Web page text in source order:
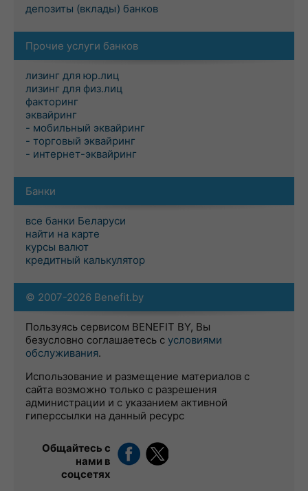
депозиты (вклады) банков
Прочие услуги банков
лизинг для юр.лиц
лизинг для физ.лиц
факторинг
эквайринг
- мобильный эквайринг
- торговый эквайринг
- интернет-эквайринг
Банки
все банки Беларуси
найти на карте
курсы валют
кредитный калькулятор
© 2007-2026 Benefit.by
Пользуясь сервисом BENEFIT BY, Вы
безусловно соглашаетесь с условиями
обслуживания.
Использование и размещение материалов с
сайта возможно только с разрешения
администрации и с указанием активной
гиперссылки на данный ресурс
Общайтесь с
нами в
соцсетях